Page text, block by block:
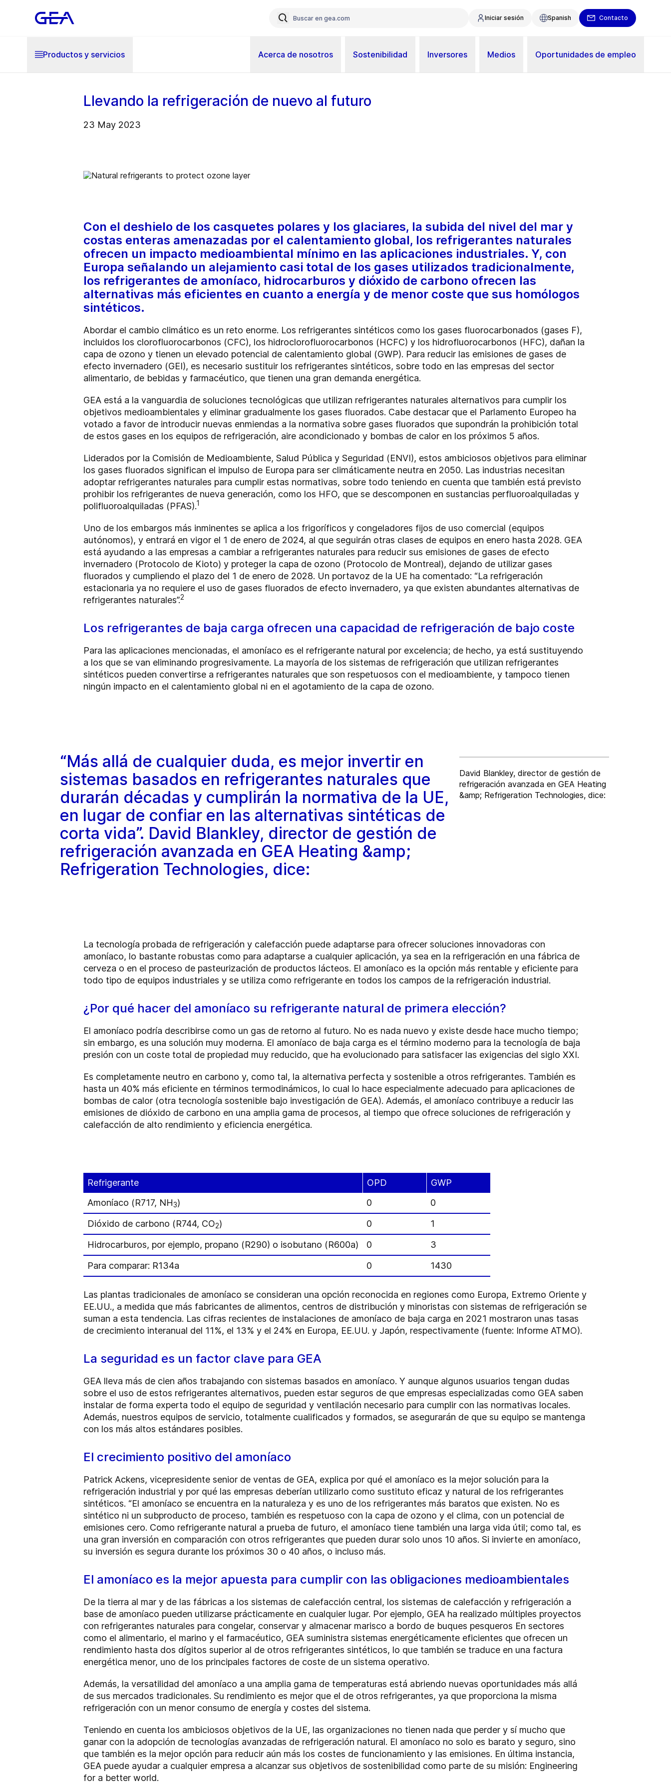
Iniciar sesión Spanish Contacto
Productos y servicios Acerca de nosotros Sostenibilidad Inversores Medios Oportunidades de empleo
Llevando la refrigeración de nuevo al futuro
23 May 2023
Con el deshielo de los casquetes polares y los glaciares, la subida del nivel del mar y
costas enteras amenazadas por el calentamiento global, los refrigerantes naturales
ofrecen un impacto medioambiental mínimo en las aplicaciones industriales. Y, con
Europa señalando un alejamiento casi total de los gases utilizados tradicionalmente,
los refrigerantes de amoníaco, hidrocarburos y dióxido de carbono ofrecen las
alternativas más eficientes en cuanto a energía y de menor coste que sus homólogos
sintéticos.
Abordar el cambio climático es un reto enorme. Los refrigerantes sintéticos como los gases fluorocarbonados (gases F),
incluidos los clorofluorocarbonos (CFC), los hidroclorofluorocarbonos (HCFC) y los hidrofluorocarbonos (HFC), dañan la
capa de ozono y tienen un elevado potencial de calentamiento global (GWP). Para reducir las emisiones de gases de
efecto invernadero (GEI), es necesario sustituir los refrigerantes sintéticos, sobre todo en las empresas del sector
alimentario, de bebidas y farmacéutico, que tienen una gran demanda energética.
GEA está a la vanguardia de soluciones tecnológicas que utilizan refrigerantes naturales alternativos para cumplir los
objetivos medioambientales y eliminar gradualmente los gases fluorados. Cabe destacar que el Parlamento Europeo ha
votado a favor de introducir nuevas enmiendas a la normativa sobre gases fluorados que supondrán la prohibición total
de estos gases en los equipos de refrigeración, aire acondicionado y bombas de calor en los próximos 5 años.
Liderados por la Comisión de Medioambiente, Salud Pública y Seguridad (ENVI), estos ambiciosos objetivos para eliminar
los gases fluorados significan el impulso de Europa para ser climáticamente neutra en 2050. Las industrias necesitan
adoptar refrigerantes naturales para cumplir estas normativas, sobre todo teniendo en cuenta que también está previsto
prohibir los refrigerantes de nueva generación, como los HFO, que se descomponen en sustancias perfluoroalquiladas y
polifluoroalquiladas (PFAS).1
Uno de los embargos más inminentes se aplica a los frigoríficos y congeladores fijos de uso comercial (equipos
autónomos), y entrará en vigor el 1 de enero de 2024, al que seguirán otras clases de equipos en enero hasta 2028. GEA
está ayudando a las empresas a cambiar a refrigerantes naturales para reducir sus emisiones de gases de efecto
invernadero (Protocolo de Kioto) y proteger la capa de ozono (Protocolo de Montreal), dejando de utilizar gases
fluorados y cumpliendo el plazo del 1 de enero de 2028. Un portavoz de la UE ha comentado: “La refrigeración
estacionaria ya no requiere el uso de gases fluorados de efecto invernadero, ya que existen abundantes alternativas de
refrigerantes naturales”.2
Los refrigerantes de baja carga ofrecen una capacidad de refrigeración de bajo coste
Para las aplicaciones mencionadas, el amoníaco es el refrigerante natural por excelencia; de hecho, ya está sustituyendo
a los que se van eliminando progresivamente. La mayoría de los sistemas de refrigeración que utilizan refrigerantes
sintéticos pueden convertirse a refrigerantes naturales que son respetuosos con el medioambiente, y tampoco tienen
ningún impacto en el calentamiento global ni en el agotamiento de la capa de ozono.
“Más allá de cualquier duda, es mejor invertir en
sistemas basados en refrigerantes naturales que
durarán décadas y cumplirán la normativa de la UE,
en lugar de confiar en las alternativas sintéticas de
corta vida”. David Blankley, director de gestión de
refrigeración avanzada en GEA Heating &amp;
Refrigeration Technologies, dice:
David Blankley, director de gestión de
refrigeración avanzada en GEA Heating
&amp; Refrigeration Technologies, dice:
La tecnología probada de refrigeración y calefacción puede adaptarse para ofrecer soluciones innovadoras con
amoníaco, lo bastante robustas como para adaptarse a cualquier aplicación, ya sea en la refrigeración en una fábrica de
cerveza o en el proceso de pasteurización de productos lácteos. El amoníaco es la opción más rentable y eficiente para
todo tipo de equipos industriales y se utiliza como refrigerante en todos los campos de la refrigeración industrial.
¿Por qué hacer del amoníaco su refrigerante natural de primera elección?
El amoníaco podría describirse como un gas de retorno al futuro. No es nada nuevo y existe desde hace mucho tiempo;
sin embargo, es una solución muy moderna. El amoníaco de baja carga es el término moderno para la tecnología de baja
presión con un coste total de propiedad muy reducido, que ha evolucionado para satisfacer las exigencias del siglo XXI.
Es completamente neutro en carbono y, como tal, la alternativa perfecta y sostenible a otros refrigerantes. También es
hasta un 40% más eficiente en términos termodinámicos, lo cual lo hace especialmente adecuado para aplicaciones de
bombas de calor (otra tecnología sostenible bajo investigación de GEA). Además, el amoníaco contribuye a reducir las
emisiones de dióxido de carbono en una amplia gama de procesos, al tiempo que ofrece soluciones de refrigeración y
calefacción de alto rendimiento y eficiencia energética.
Refrigerante OPD
GWP
Amoníaco (R717, NH3) 0
0
Dióxido de carbono (R744, CO2) 0
1
Hidrocarburos, por ejemplo, propano (R290) o isobutano (R600a)
0
3
Para comparar: R134a
0 1430
Las plantas tradicionales de amoníaco se consideran una opción reconocida en regiones como Europa, Extremo Oriente y
EE.UU., a medida que más fabricantes de alimentos, centros de distribución y minoristas con sistemas de refrigeración se
suman a esta tendencia. Las cifras recientes de instalaciones de amoníaco de baja carga en 2021 mostraron unas tasas
de crecimiento interanual del 11%, el 13% y el 24% en Europa, EE.UU. y Japón, respectivamente (fuente: Informe ATMO).
La seguridad es un factor clave para GEA
GEA lleva más de cien años trabajando con sistemas basados en amoníaco. Y aunque algunos usuarios tengan dudas
sobre el uso de estos refrigerantes alternativos, pueden estar seguros de que empresas especializadas como GEA saben
instalar de forma experta todo el equipo de seguridad y ventilación necesario para cumplir con las normativas locales.
Además, nuestros equipos de servicio, totalmente cualificados y formados, se asegurarán de que su equipo se mantenga
con los más altos estándares posibles.
El crecimiento positivo del amoníaco
Patrick Ackens, vicepresidente senior de ventas de GEA, explica por qué el amoníaco es la mejor solución para la
refrigeración industrial y por qué las empresas deberían utilizarlo como sustituto eficaz y natural de los refrigerantes
sintéticos. “El amoníaco se encuentra en la naturaleza y es uno de los refrigerantes más baratos que existen. No es
sintético ni un subproducto de proceso, también es respetuoso con la capa de ozono y el clima, con un potencial de
emisiones cero. Como refrigerante natural a prueba de futuro, el amoníaco tiene también una larga vida útil; como tal, es
una gran inversión en comparación con otros refrigerantes que pueden durar solo unos 10 años. Si invierte en amoníaco,
su inversión es segura durante los próximos 30 o 40 años, o incluso más.
El amoníaco es la mejor apuesta para cumplir con las obligaciones medioambientales
De la tierra al mar y de las fábricas a los sistemas de calefacción central, los sistemas de calefacción y refrigeración a
base de amoníaco pueden utilizarse prácticamente en cualquier lugar. Por ejemplo, GEA ha realizado múltiples proyectos
con refrigerantes naturales para congelar, conservar y almacenar marisco a bordo de buques pesqueros En sectores
como el alimentario, el marino y el farmacéutico, GEA suministra sistemas energéticamente eficientes que ofrecen un
rendimiento hasta dos dígitos superior al de otros refrigerantes sintéticos, lo que también se traduce en una factura
energética menor, uno de los principales factores de coste de un sistema operativo.
Además, la versatilidad del amoníaco a una amplia gama de temperaturas está abriendo nuevas oportunidades más allá
de sus mercados tradicionales. Su rendimiento es mejor que el de otros refrigerantes, ya que proporciona la misma
refrigeración con un menor consumo de energía y costes del sistema.
Teniendo en cuenta los ambiciosos objetivos de la UE, las organizaciones no tienen nada que perder y sí mucho que
ganar con la adopción de tecnologías avanzadas de refrigeración natural. El amoníaco no solo es barato y seguro, sino
que también es la mejor opción para reducir aún más los costes de funcionamiento y las emisiones. En última instancia,
GEA puede ayudar a cualquier empresa a alcanzar sus objetivos de sostenibilidad como parte de su misión: Engineering
for a better world.